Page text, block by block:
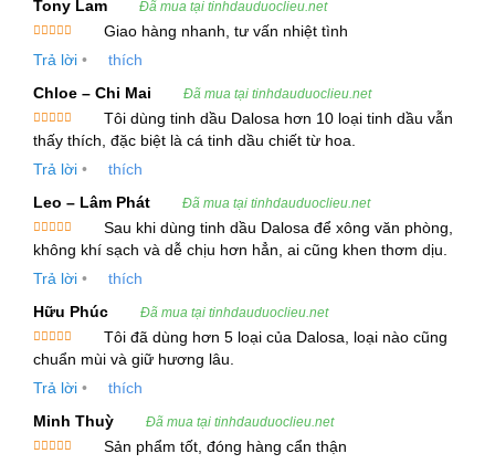
Tinh Dầu Vỏ Quýt Lai được chiết xuất từ quả của
cây Clementine, một giống cam lai giữa cam ngọt
mùa sinh trưởng kéo dài từ tháng 11 đến tháng 1
hàng năm. Quá trình chiết xuất tinh dầu từ vỏ quả
quýt Lai sử dụng phương pháp ép lạnh, giúp giữ
Tinh dầu này có màu vàng tươi và mùi thơm nhẹ
2. Thông Tin Kỹ Thuật và Cung Cấp Tinh Dầu Vỏ
Tên Tiếng Anh:
Clementine Essential Oil
Tony Lam
Đã mua tại tinhdauduoclieu.net
hạng
55
Giao hàng nhanh, tư vấn nhiệt tình
Trả lời •
thích
Chloe – Chi Mai
Đã mua tại tinhdauduoclieu.net
Được xếp
hạng 5
Tôi dùng tinh dầu Dalosa hơn 10 loại tinh dầu vẫn
thấy thích, đặc biệt là cá tinh dầu chiết từ hoa.
Trả lời •
thích
Leo – Lâm Phát
Đã mua tại tinhdauduoclieu.net
Được xếp
hạng55
Sau khi dùng tinh dầu Dalosa để xông văn phòng,
không khí sạch và dễ chịu hơn hẳn, ai cũng khen thơm dịu.
Trả lời •
thích
Hữu Phúc
Đã mua tại tinhdauduoclieu.net
Được xếp
hạng55
Tôi đã dùng hơn 5 loại của Dalosa, loại nào cũng
chuẩn mùi và giữ hương lâu.
Trả lời •
thích
Minh Thuỳ
Đã mua tại tinhdauduoclieu.net
Sản phẩm tốt, đóng hàng cẩn thận